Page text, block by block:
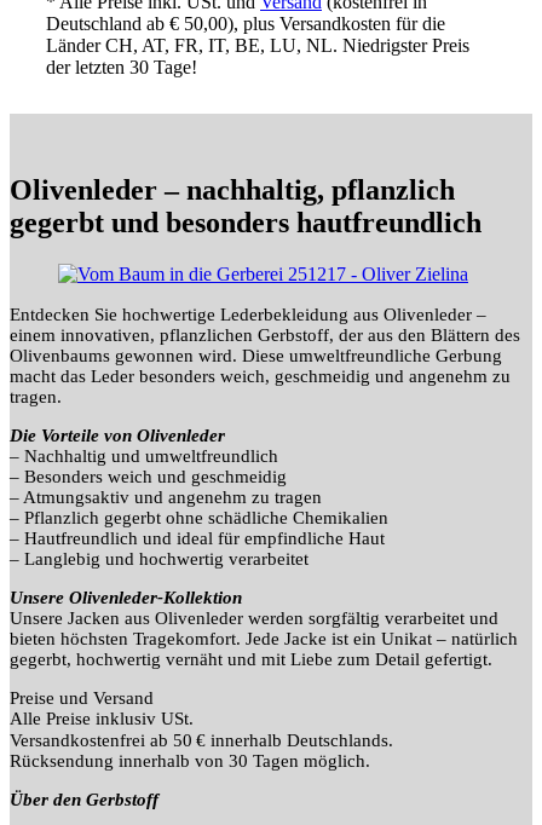
Deutschland ab € 50,00), plus Versandkosten für die
Länder CH, AT, FR, IT, BE, LU, NL. Niedrigster Preis
der letzten 30 Tage!
Olivenleder – nachhaltig, pflanzlich
gegerbt und besonders hautfreundlich
Entdecken Sie hochwertige Lederbekleidung aus Olivenleder –
einem innovativen, pflanzlichen Gerbstoff, der aus den Blättern des
Olivenbaums gewonnen wird. Diese umweltfreundliche Gerbung
macht das Leder besonders weich, geschmeidig und angenehm zu
tragen.
Die Vorteile von Olivenleder
– Nachhaltig und umweltfreundlich
– Besonders weich und geschmeidig
– Atmungsaktiv und angenehm zu tragen
– Pflanzlich gegerbt ohne schädliche Chemikalien
– Hautfreundlich und ideal für empfindliche Haut
– Langlebig und hochwertig verarbeitet
Unsere Olivenleder-Kollektion
Unsere Jacken aus Olivenleder werden sorgfältig verarbeitet und
bieten höchsten Tragekomfort. Jede Jacke ist ein Unikat – natürlich
gegerbt, hochwertig vernäht und mit Liebe zum Detail gefertigt.
Preise und Versand
Alle Preise inklusiv USt.
Versandkostenfrei ab 50 € innerhalb Deutschlands.
Rücksendung innerhalb von 30 Tagen möglich.
Über den Gerbstoff